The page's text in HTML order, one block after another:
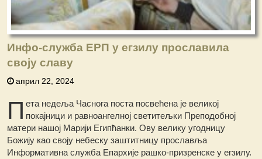
Инфо-служба ЕРП у егзилу прославила
своју славу
април 22, 2024
П ета недеља Часнога поста посвећена је великој
покајници и равноангелној светитељки Преподобној
матери нашој Марији Египћанки. Ову велику угодницу
Божију као своју небеску заштитницу прославља
Информативна служба Епархије рашко-призренске у егзилу.